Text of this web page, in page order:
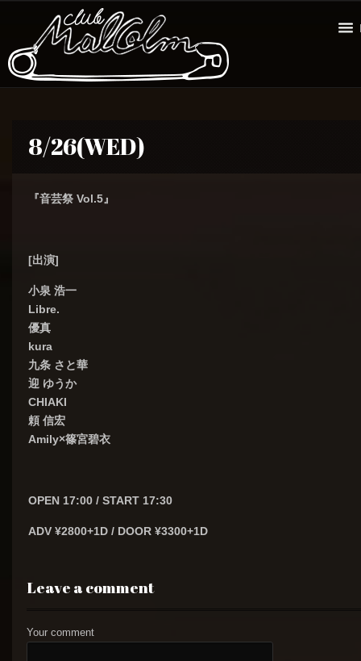
8/26(WED)
『音芸祭 Vol.5』
[出演]
小泉 浩一
Libre.
優真
kura
九条 さと華
迎 ゆうか
CHIAKI
頼 信宏
Amily×篠宮碧衣
OPEN 17:00 / START 17:30
ADV ¥2800+1D / DOOR ¥3300+1D
Leave a comment
Your comment